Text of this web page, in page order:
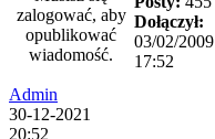
zalogować, aby
opublikować
wiadomość.
Admin
30-12-2021
20:52
Dołączył:
03/02/2009
17:52